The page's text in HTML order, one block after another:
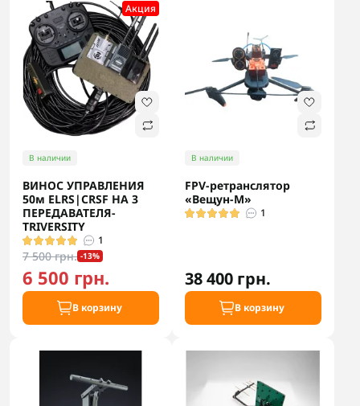
Акция
В наличии
ВИНОС УПРАВЛЕНИЯ
50м ELRS|CRSF НА 3
ПЕРЕДАВАТЕЛЯ-
TRIVERSITY
1
7 500 грн. -13%
6 500 грн.
В корзину
В наличии
FPV-ретранслятор
«Вещун-М»
1
38 400 грн.
В корзину